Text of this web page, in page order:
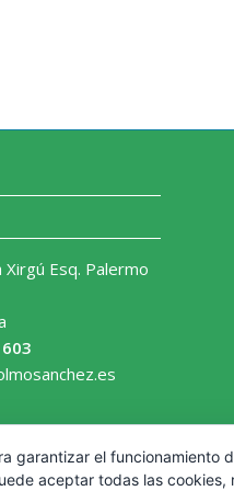
Esq. Palermo
garantizar el funcionamiento
aceptar todas las cookies,